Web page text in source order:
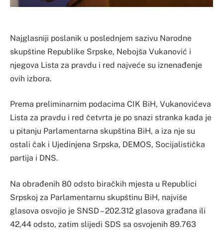
Najglasniji poslanik u poslednjem sazivu Narodne
skupštine Republike Srpske, Nebojša Vukanović i
njegova Lista za pravdu i red najveće su iznenađenje
ovih izbora.
Prema preliminarnim podacima CIK BiH, Vukanovićeva
Lista za pravdu i red četvrta je po snazi stranka kada je
u pitanju Parlamentarna skupština BiH, a iza nje su
ostali čak i Ujedinjena Srpska, DEMOS, Socijalistička
partija i DNS.
Na obrađenih 80 odsto biračkih mjesta u Republici
Srpskoj za Parlamentarnu skupštinu BiH, najviše
glasova osvojio je SNSD – 202.312 glasova građana ili
42,44 odsto, zatim slijedi SDS sa osvojenih 89.763